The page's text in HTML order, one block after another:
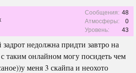
Сообщения: 48
Атмосферы:
0
Уровень:
43
недолжна придти завтро на
таким онлайном могу посидеть чем
меня 3 скайпа и неохото